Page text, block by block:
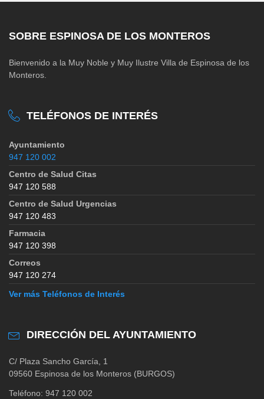
SOBRE ESPINOSA DE LOS MONTEROS
Bienvenido a la Muy Noble y Muy Ilustre Villa de Espinosa de los
Monteros.
TELÉFONOS DE INTERÉS
Ayuntamiento
947 120 002
Centro de Salud Citas
947 120 588
Centro de Salud Urgencias
947 120 483
Farmacia
947 120 398
Correos
947 120 274
Ver más Teléfonos de Interés
DIRECCIÓN DEL AYUNTAMIENTO
C/ Plaza Sancho García, 1
09560 Espinosa de los Monteros (BURGOS)
Teléfono: 947 120 002